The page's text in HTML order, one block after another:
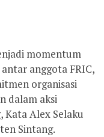
momentum
anggota FRIC,
organisasi
dalam aksi
Kata Alex Selaku
Sintang.